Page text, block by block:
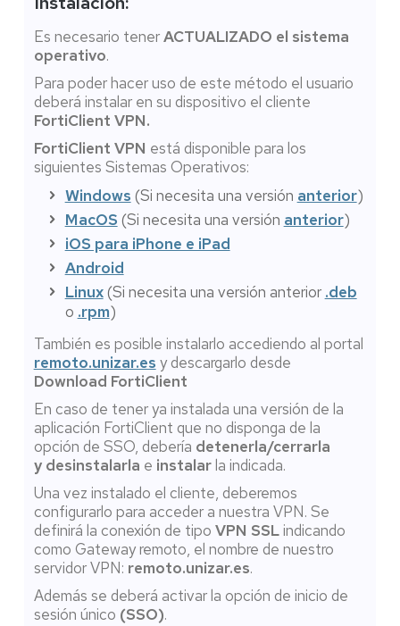
Es necesario tenerACTUALIZADO el sistema
operativo.
Para poder hacer uso de este método el usuario
deberá instalar en su dispositivo el cliente
FortiClient VPN.
FortiClient VPN está disponible para los
siguientes Sistemas Operativos:
Windows (Si necesita una versión anterior)
MacOS (Si necesita una versión anterior)
iOS para iPhone e iPad
Android
Linux(Si necesita una versión anterior .deb
o .rpm)
También es posible instalarlo accediendo al portal
remoto.unizar.es y descargarlo desde
Download FortiClient
En caso de tener ya instalada una versión de la
aplicación FortiClient que no disponga de la
opción de SSO, debería detenerla/cerrarla
y desinstalarla e instalarla indicada.
Una vez instalado el cliente, deberemos
configurarlo para acceder a nuestra VPN. Se
definirá la conexión de tipo VPN SSLindicando
como Gateway remoto, el nombre de nuestro
servidor VPN: remoto.unizar.es.
Además se deberá activar la opción de inicio de
sesión único (SSO).